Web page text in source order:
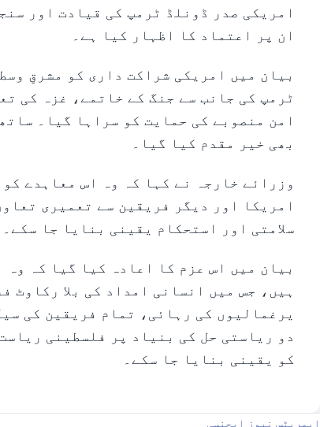
امریکی صدر ڈونلڈ ٹرمپ کی قیادت اور
ان پر اعتماد کا اظہار کیا ہے۔
بیان میں امریکی شراکت داری کو مشرقِ
ٹرمپ کی جانب سے جنگ کے خاتمے، غزہ کی
امن منصوبے کی حمایت کو سراہا گیا۔
بھی خیر مقدم کیا گیا۔
وزرائے خارجہ نے کہا کہ وہ اس معاہدے
امریکا اور دیگر فریقین سے تعمیری
سلامتی اور استحکام یقینی بنایا جا سکے۔
بیان میں اس عزم کا اعادہ کیا گیا کہ
ہیں، جس میں انسانی امداد کی بلا رکاوٹ
یرغمالیوں کی رہائی، تمام فریقین کی
دو ریاستی حل کی بنیاد پر فلسطینی
کو یقینی بنایا جا سکے۔
ایمریٹس نیوز ایجنسی